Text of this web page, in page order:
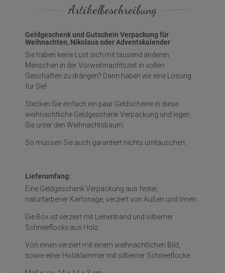
Artikelbeschreibung
Geldgeschenk und Gutschein Verpackung für
Weihnachten, Nikolaus oder Adventskalender
Sie haben keine Lust sich mit tausend anderen
Menschen in der Vorweihnachtszeit in vollen
Geschäften zu drängen? Dann haben wir eine Lösung
für Sie!
Stecken Sie einfach ein paar Geldscheine in diese
weihnachtliche Geldgeschenk Verpackung und legen
Sie unter den Weihnachtsbaum.
So müssen Sie auch garantiert nichts umtauschen.
Lieferumfang:
Eine Geldgeschenk Verpackung aus fester,
naturfarbener Kartonage, verziert von Außen und Innen.
Die Box ist verziert mit Leinenband und silberner
Schneeflocke aus Holz.
Von innen verziert mit einem weihnachtlichen Bild,
sowie einer Holzklammer mit silberner Schneeflocke.